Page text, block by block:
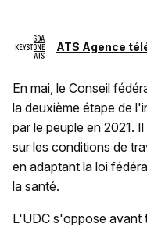
ATS Agence
En mai, le Conseil
la deuxième étape de
par le peuple en 2021.
sur les conditions de
en adaptant la loi
la santé.
L'UDC s'oppose avant